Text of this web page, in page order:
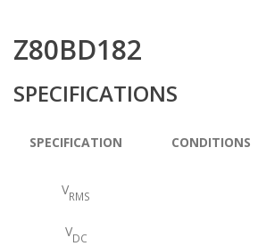
Z80BD182
SPECIFICATIONS
SPECIFICATION CONDITIONS
VRMS
VDC